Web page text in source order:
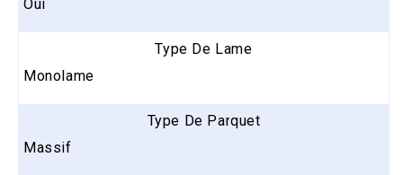
Oui
Type De Lame
Monolame
Type De Parquet
Massif